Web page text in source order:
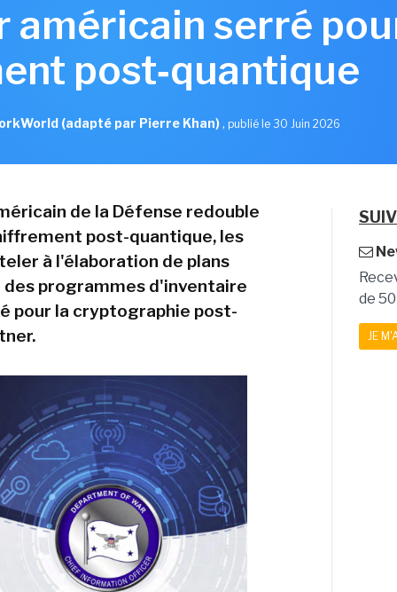
américain serré
post‑quantique
(adapté par Pierre Khan), publié le 30 Juin 2026
de la Défense redouble
post-quantique, les
à l'élaboration de plans
programmes d'inventaire
pour la cryptographie post-
de
JE